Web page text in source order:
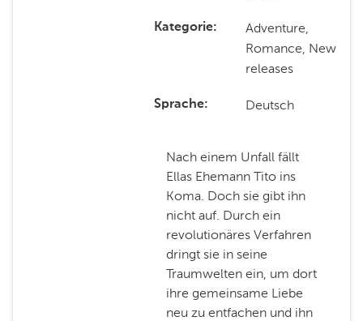
Kategorie
Adventure,
Romance, New
releases
Sprache Deutsch
Nach einem Unfall fällt
Ellas Ehemann Tito ins
Koma. Doch sie gibt ihn
nicht auf. Durch ein
revolutionäres Verfahren
dringt sie in seine
Traumwelten ein, um dort
ihre gemeinsame Liebe
neu zu entfachen und ihn